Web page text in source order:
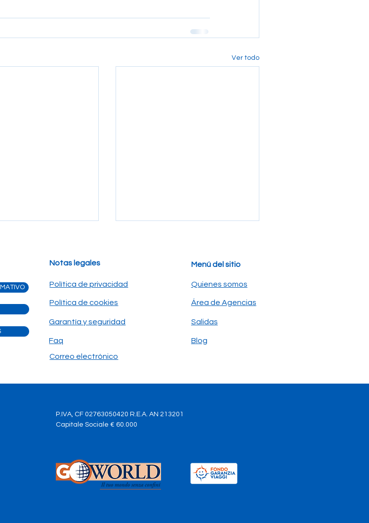
Ver todo
silencioso de su
qué el seguro es
viaje
El ojo secreto de Galápagos:
por qué los binoculares son
Notas legales
Política de privacidad
Política de cookies
Garantía y seguridad
Faq
Correo electrónico
Menú del sitio
Quienes somos
Área de Agencias
Salidas
Blog
P.IVA, CF 02763050420 R.E.A. AN 213201
Capitale Sociale € 60.000